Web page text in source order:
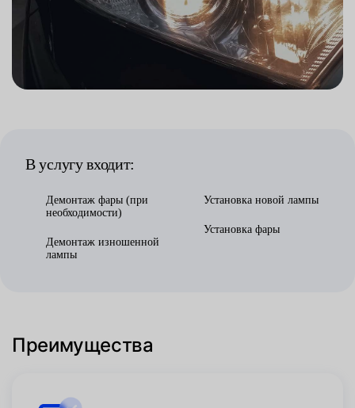
В услугу входит:
Демонтаж фары (при
необходимости)
Демонтаж изношенной
лампы
Установка новой лампы
Установка фары
Преимущества